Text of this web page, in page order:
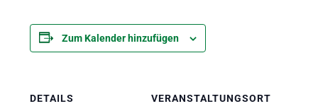
Zum Kalender hinzufügen
DETAILS
VERANSTALTUNGSORT